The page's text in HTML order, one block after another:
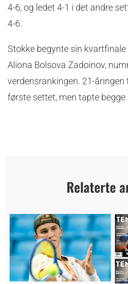
4-6, og ledet 4-1 i det andre
4-6.
Stokke begynte sin
Aliona Bolsova Zadoinov,
verdensrankingen. 21-åringen
første settet, men tapte begge
Relaterte